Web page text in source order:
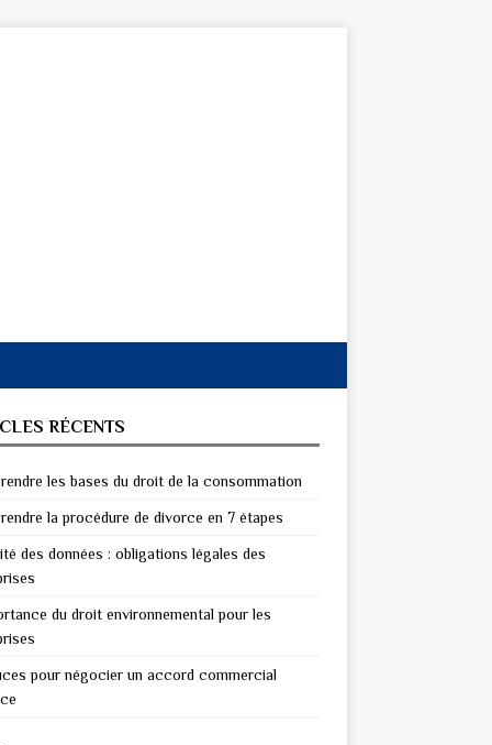
RÉCENTS
les bases du droit de la consommation
la procédure de divorce en 7 étapes
des données : obligations légales des
du droit environnemental pour les
pour négocier un accord commercial